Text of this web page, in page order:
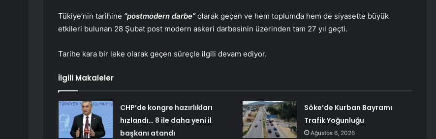
Tükiye’nin tarihine ”postmodern darbe”olarak geçen ve hem toplumda hem de siyasette büyük
etkileri bulunan 28 Şubat post modern askeri darbesinin üzerinden tam 27 yıl geçti.
Tarihe kara bir leke olarak geçen süreçle ilgili devam ediyor.
İlgili Makaleler
CHP’de kongre hazırlıkları
hızlandı… 8 ile daha yeni il
başkanı atandı
Söke’de Kurban Bayramı
Trafik Yoğunluğu
Ağustos 6, 2026